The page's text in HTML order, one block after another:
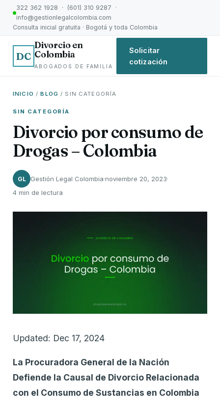
322 362 1928 · (601) 310 9287 ·
info@gestionlegalcolombia.com
Consulta inicial gratuita · Bogotá y toda Colombia
DC
Divorcio en
Colombia
ABOGADOS DE FAMILIA
Solicitar
cotización
INICIO /BLOG / SIN CATEGORÍA
SIN CATEGORÍA
Divorcio por consumo de
Drogas – Colombia
GL Gestión Legal Colombia·noviembre 20, 2023·
4 min de lectura
Updated: Dec 17, 2024
La Procuradora General de la Nación
Defiende la Causal de Divorcio Relacionada
con el Consumo de Sustancias en Colombia